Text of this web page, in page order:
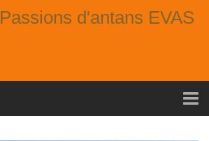
Passions d'antans EVAS